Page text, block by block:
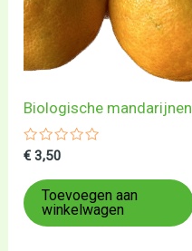
Biologische mandarijnen
Gewaardeerd
uit
5
€ 3,50
Toevoegen aan
winkelwagen